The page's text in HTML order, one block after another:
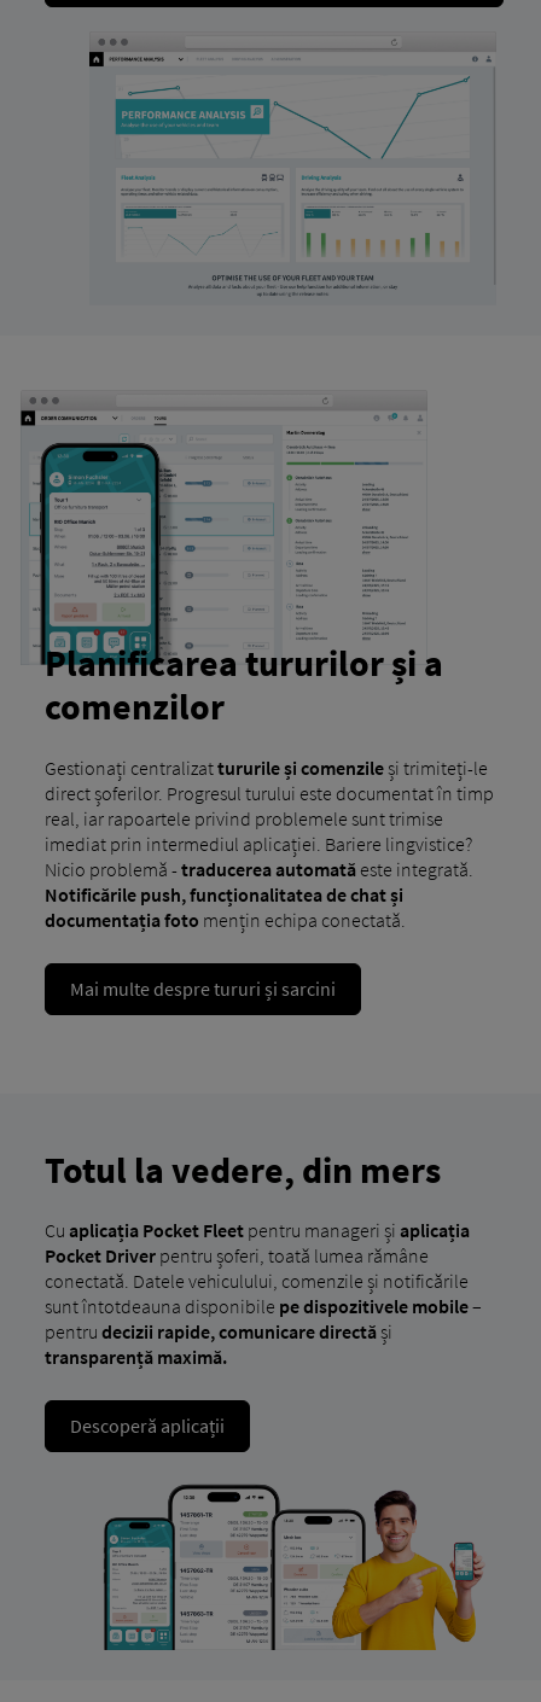
Planificarea tururilor și a
comenzilor
Gestionați centralizattururile și comenzileși trimiteți-le
direct șoferilor. Progresul turului este documentat în timp
real, iar rapoartele privind problemele sunt trimise
imediat prin intermediul aplicației. Bariere lingvistice?
Nicio problemă - traducerea automatăeste integrată.
Notificările push, funcționalitatea de chat și
documentația foto mențin echipa conectată.
Mai multe despre tururi și sarcini
Totul la vedere, din mers
Cu aplicația Pocket Fleetpentru manageri și aplicația
Pocket Driverpentru șoferi, toată lumea rămâne
conectată. Datele vehiculului, comenzile și notificările
sunt întotdeauna disponibile pe dispozitivele mobile–
pentru decizii rapide, comunicare directăși
transparență maximă.
Descoperă aplicații